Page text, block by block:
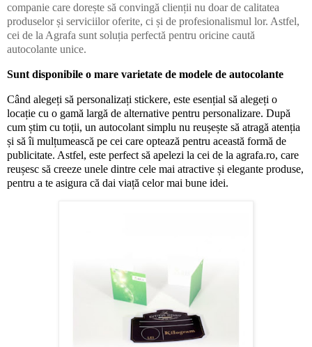
companie care dorește să convingă clienții nu doar de calitatea
produselor și serviciilor oferite, ci și de profesionalismul lor. Astfel,
cei de la Agrafa sunt soluția perfectă pentru oricine caută
autocolante unice.
Sunt disponibile o mare varietate de modele de autocolante
Când alegeți să personalizați stickere, este esențial să alegeți o
locație cu o gamă largă de alternative pentru personalizare. După
cum știm cu toții, un autocolant simplu nu reușește să atragă atenția
și să îi mulțumească pe cei care optează pentru această formă de
publicitate. Astfel, este perfect să apelezi la cei de la agrafa.ro, care
reușesc să creeze unele dintre cele mai atractive și elegante produse,
pentru a te asigura că dai viață celor mai bune idei.